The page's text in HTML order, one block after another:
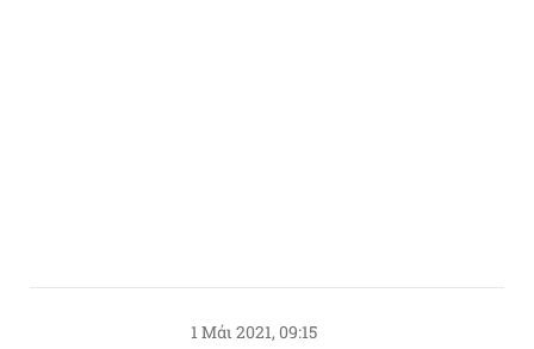
1 Μάι 2021, 09:15